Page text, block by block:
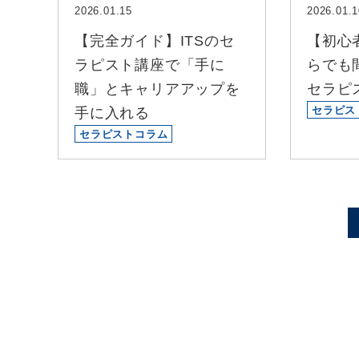
2026.01.15
【完全ガイド】ITSのセ
ラピスト講座で「手に
職」とキャリアアップを
手に入れる
セラピストコラム
【初
らでも
セラピ
セラピス